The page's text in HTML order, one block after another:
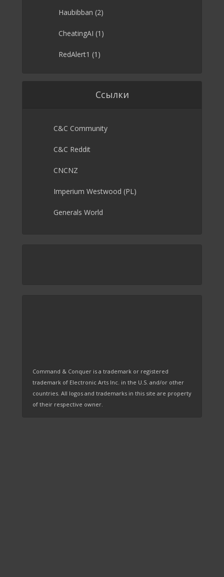
Haubibban (2)
CheatingAI (1)
RedAlert1 (1)
Ссылки
C&C Community
C&C Reddit
CNCNZ
Imperium Westwood (PL)
Generals World
Command & Conquer is a trademark or registered
trademark of Electronic Arts Inc. in the U.S. and/or other
countries. All logos and trademarks in this site are property
of their respective owner.